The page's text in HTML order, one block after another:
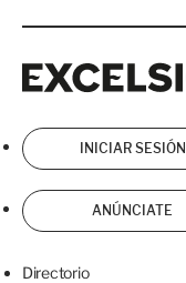
INICIAR SESIÓN
ANÚNCIATE
Directorio